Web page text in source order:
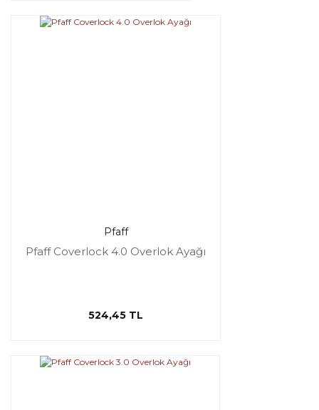
Pfaff
Pfaff Coverlock 4.0 Overlok Ayağı
524,45 TL